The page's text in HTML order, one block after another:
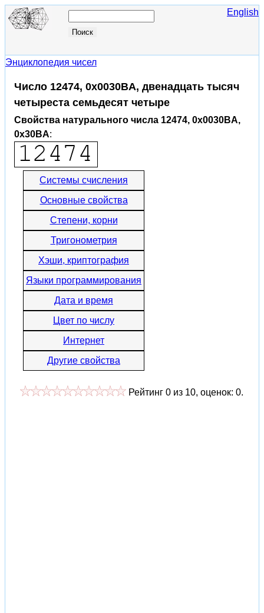
English
Энциклопедия чисел
Число 12474, 0x0030BA, двенадцать тысяч
четыреста семьдесят четыре
Свойства натурального числа 12474, 0x0030BA,
0x30BA:
Системы счисления
Основные свойства
Степени, корни
Тригонометрия
Хэши, криптография
Языки программирования
Дата и время
Цвет по числу
Интернет
Другие свойства
Рейтинг 0 из 10, оценок: 0.